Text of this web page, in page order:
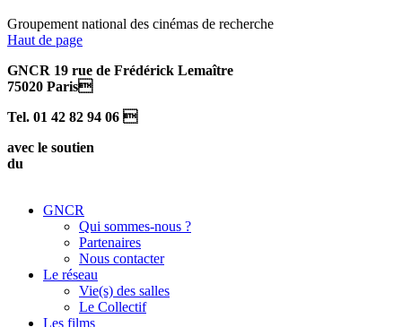
Groupement national des cinémas de recherche
Haut de page
GNCR 19 rue de Frédérick Lemaître
75020 Paris
Tel. 01 42 82 94 06 
avec le soutien
du
GNCR
Qui sommes-nous ?
Partenaires
Nous contacter
Le réseau
Vie(s) des salles
Le Collectif
Les films